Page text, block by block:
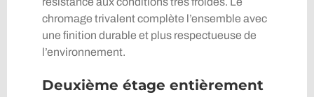
chromage trivalent complète l’ensemble avec
une finition durable et plus respectueuse de
l’environnement.
Deuxième étage entièrement